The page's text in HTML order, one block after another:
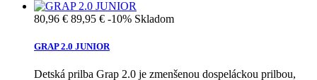
80,96 € 89,95 € -10% Skladom
GRAP 2.0 JUNIOR
Detská prilba Grap 2.0 je zmenšenou dospeláckou prilbou,